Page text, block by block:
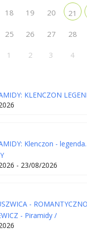
18 19 20 21
25 26 27 28
1 2 3 4
KLENCZON
Klenczon -
- 23/08/2026
-
- Piramidy /